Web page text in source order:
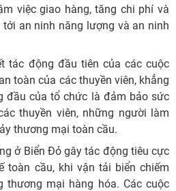
việc giao hàng, tăng chi phí và
an ninh năng lượng và an ninh
tác động đầu tiên của các cuộc
toàn của các thuyền viên, khẳng
của tổ chức là đảm bảo sức
thuyền viên, những người làm
thương mại toàn cầu.
ở Biển Đỏ gây tác động tiêu cực
toàn cầu, khi vận tải biển chiếm
thương mại hàng hóa. Các cuộc